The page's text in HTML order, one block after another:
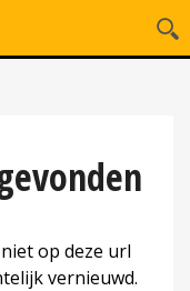
op deze url
vernieuwd.